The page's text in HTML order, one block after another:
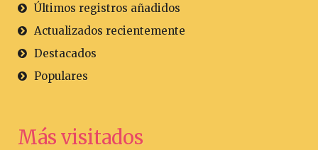
Últimos registros añadidos
Actualizados recientemente
Destacados
Populares
Más visitados